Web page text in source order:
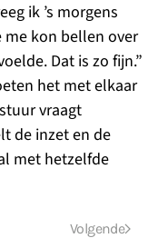
ik ’s morgens
me kon bellen over
Dat is zo fijn.”
het met elkaar
vraagt
de inzet en de
met hetzelfde
Volgende